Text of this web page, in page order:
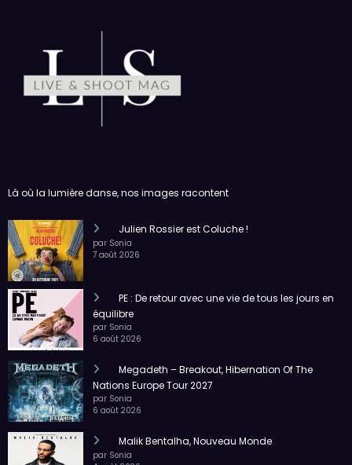
Julien Rossier est Coluche !
par Sonia
PE : De retour avec une vie de tous les jours en
équilibre
par Sonia
Megadeth – Breakout, Hibernation Of The
Nations Europe Tour 2027
par Sonia
Malik Bentalha, Nouveau Monde